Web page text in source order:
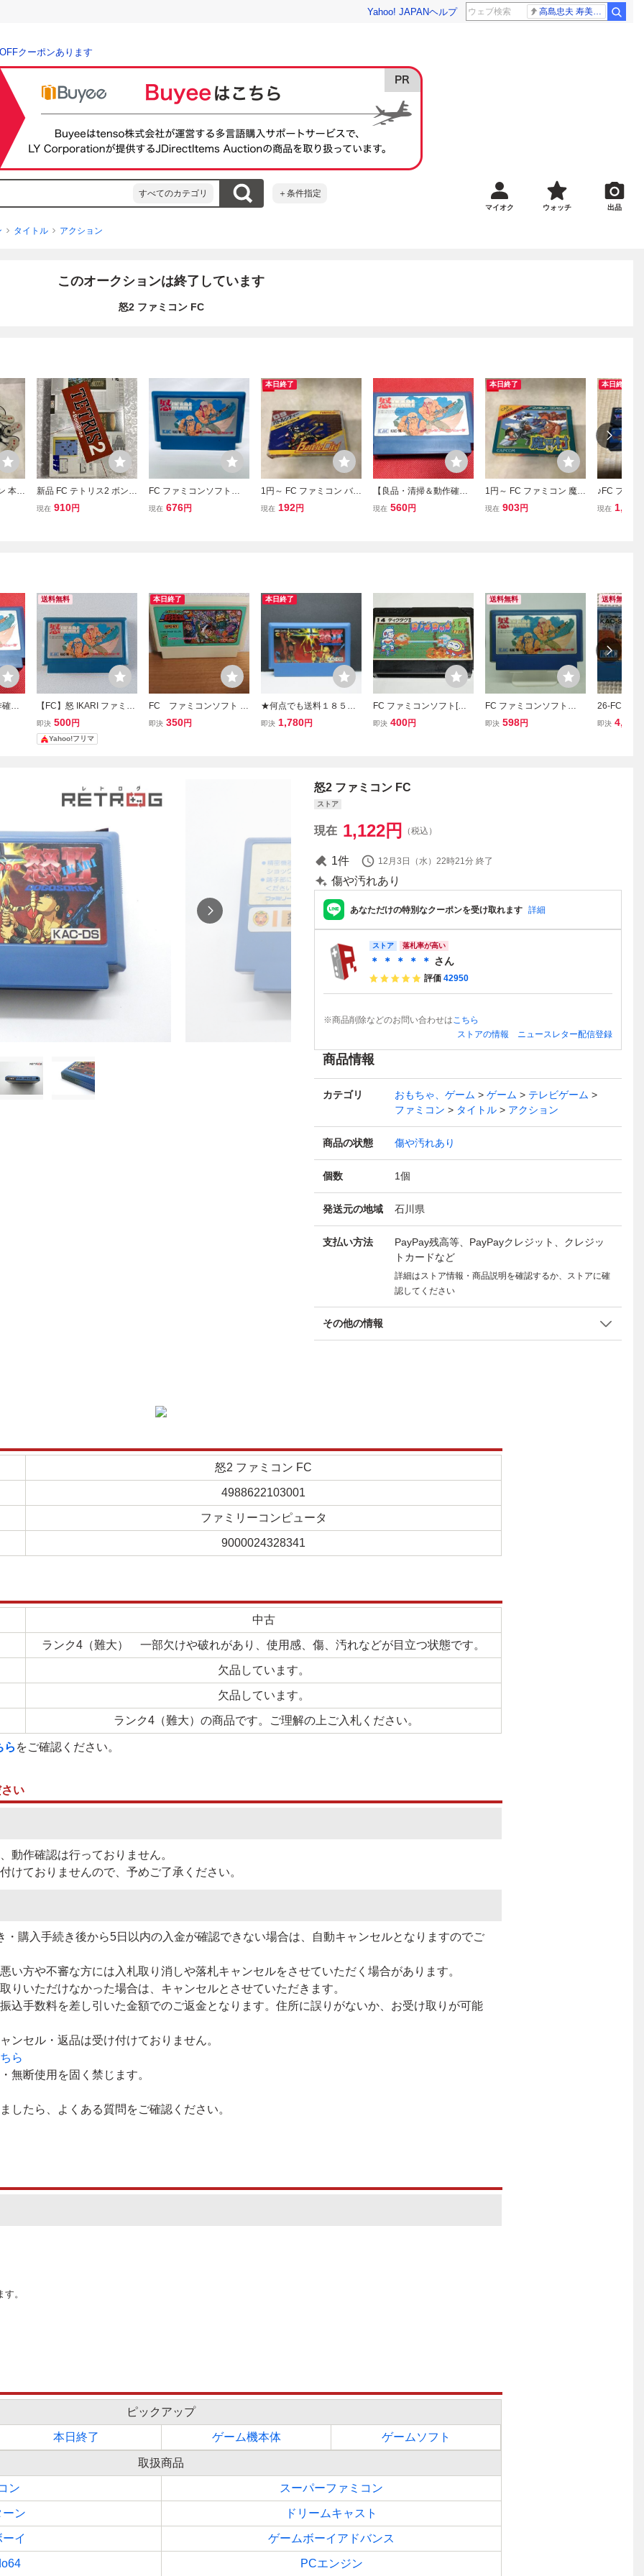
Yahoo! JAPANヘルプ 高島忠夫 寿美花代さん死去
クーポンあります
すべてのカテゴリ ＋条件指定
マイオク ウォッチ 出品
タイトル アクション
このオークションは終了しています
怒2 ファミコン FC
本体
新品 FC テトリス2 ボンブ
リス TETRIS2 BomBliss
現在 910円
FC ファミコンソフト
怒 ＩＫＡＲＩ ソフトの
現在 676円
本日終了
1円～ FC ファミコン バト
ルシティー
現在 192円
【良品・清掃＆動作確認
済】FC ファミコン『怒
現在 560円
本日終了
1円～ FC ファミコン 魔界
村
現在 903円
本日終了
♪FC ファ
ラゴンク
現在 1,000
認
送料無料
【FC】怒 IKARI ファミコ
ン 動作確認済み
即決 500円
Yahoo!フリマ
本日終了
FC ファミコンソフト フ
ァミコン野球盤 inn
即決 350円
本日終了
★何点でも送料１８５円
★ 怒Ⅱ IKARI2 ファミコ
即決 1,780円
FC ファミコンソフト[デ
ィグダグⅡ]
即決 400円
送料無料
FC ファミコンソフト
【怒 IKARI】KAC-1K ソ
即決 598円
送料無料
26-FC-
ファミコ
即決 4,980
怒2 ファミコン FC
ストア
現在 1,122円 （税込）
1件 12月3日（水）22時21分 終了
傷や汚れあり
あなただけの特別なクーポンを受け取れます 詳細
ストア 落札率が高い
＊ ＊ ＊ ＊ ＊ さん
評価 42950
※商品削除などのお問い合わせはこちら
ストアの情報
ニュースレター配信登録
商品情報
カテゴリ おもちゃ、ゲーム ゲーム
テレビゲーム
ファミコン
タイトル アクション
商品の状態 傷や汚れあり
個数 1個
発送元の地域 石川県
支払い方法
PayPay残高等、PayPayクレジット、クレジッ
トカードなど
詳細はストア情報・商品説明を確認するか、ストアに確
認してください
その他の情報